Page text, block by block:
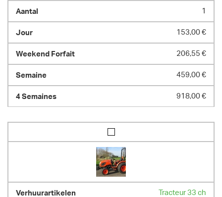
1
153,00 €
206,55 €
459,00 €
918,00 €
Tracteur 33 ch